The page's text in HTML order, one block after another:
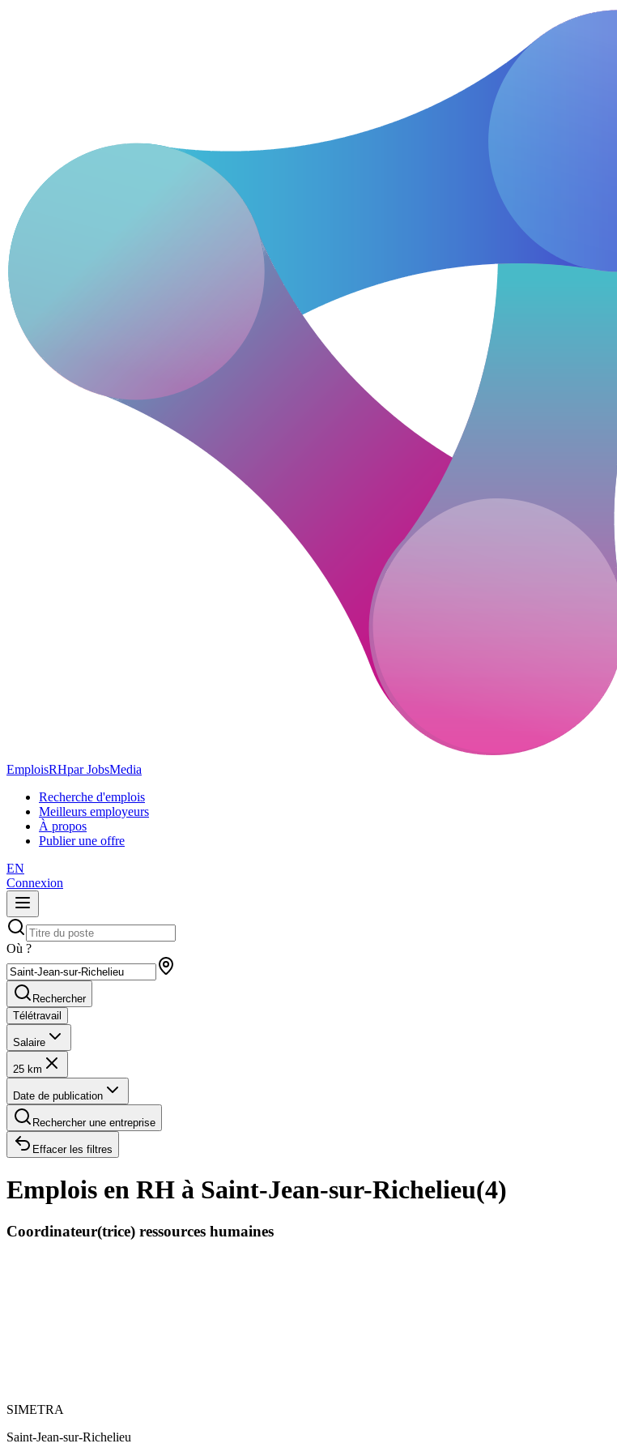
EmploisRHpar JobsMedia
Recherche d'emplois
Meilleurs employeurs
À propos
Publier une offre
EN
Connexion
Où ?
Rechercher
Télétravail
Salaire
25 km
Date de publication
Rechercher une entreprise
Effacer les filtres
Emplois en RH à Saint-Jean-sur-Richelieu(4)
Coordinateur(trice) ressources humaines
SIMETRA
Saint-Jean-sur-Richelieu